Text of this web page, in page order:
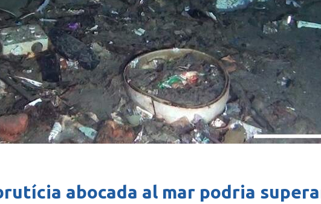
abocada al mar podria